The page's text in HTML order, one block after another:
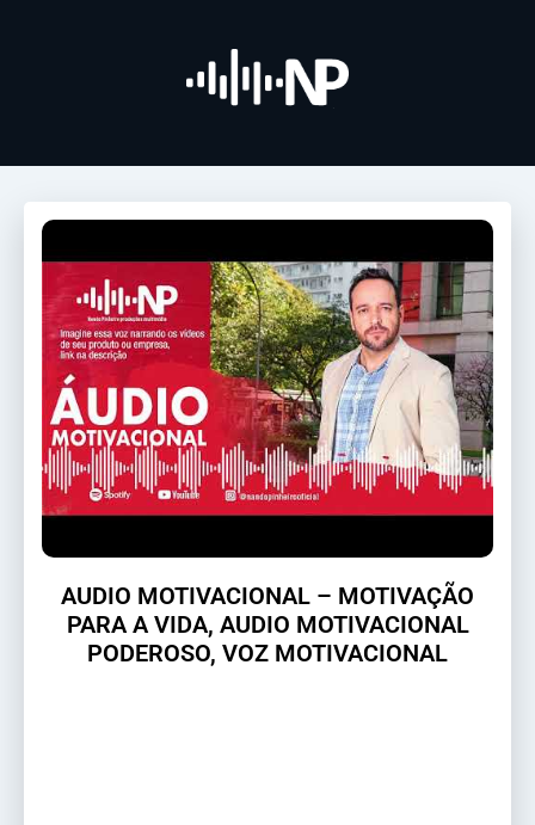
AUDIO MOTIVACIONAL – MOTIVAÇÃO
PARA A VIDA, AUDIO MOTIVACIONAL
PODEROSO, VOZ MOTIVACIONAL